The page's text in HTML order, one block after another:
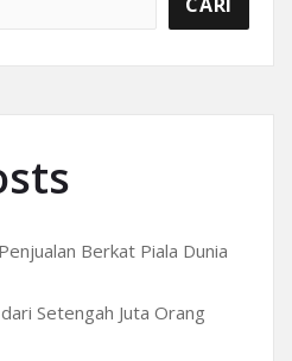
Berkat Piala Dunia
Setengah Juta Orang